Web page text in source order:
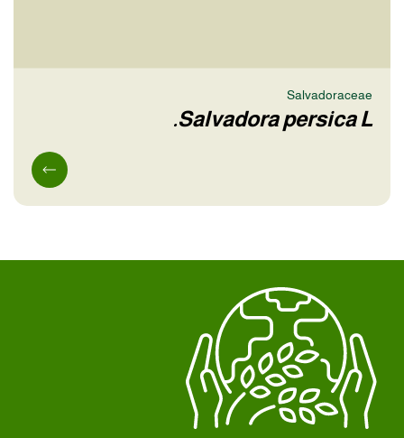
Salvadoraceae
Salvadora persica L.